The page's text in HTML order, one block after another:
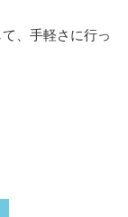
、手軽さに行っ